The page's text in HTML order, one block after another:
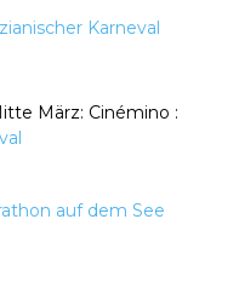
Karneval
März: Cinémino :
auf dem See